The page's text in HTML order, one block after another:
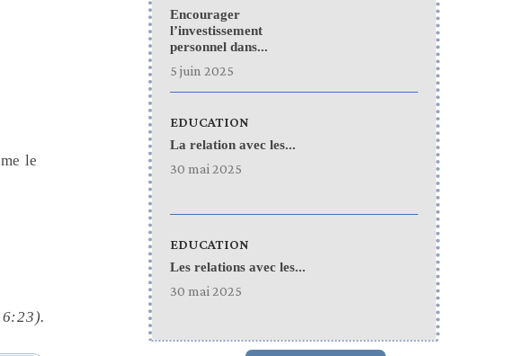
le
Encourager
l’investissement
personnel dans...
5 juin 2025
EDUCATION
La relation avec les...
30 mai 2025
EDUCATION
Les relations avec les...
30 mai 2025